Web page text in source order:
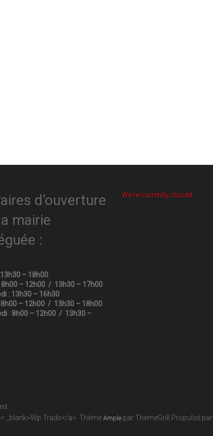
d’ouverture
mairie
:
13h30 – 18h00
8h00 – 12h00 / 13h30 – 17h00
: 13h30 – 16h30
8h00 – 12h00 / 13h30 – 18h00
: 8h00 – 12h00 / 13h30 –
We're currently closed.
_blank>Wp Trads</a>. Thème Ample par ThemeGrill Propulsé par